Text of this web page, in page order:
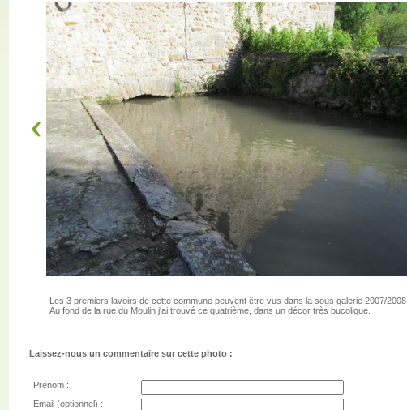
Les 3 premiers lavoirs de cette commune peuvent être vus dans la sous galerie 2007/2008.
Au fond de la rue du Moulin j'ai trouvé ce quatrième, dans un décor très bucolique.
Laissez-nous un commentaire sur cette photo :
Prénom :
Email (optionnel) :